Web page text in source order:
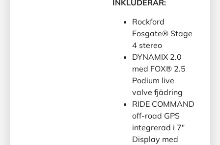
INKLUDERAR:
Rockford
Fosgate® Stage
4 stereo
DYNAMIX 2.0
med FOX® 2.5
Podium live
valve fjädring
RIDE COMMAND
off-road GPS
integrerad i 7″
Display med